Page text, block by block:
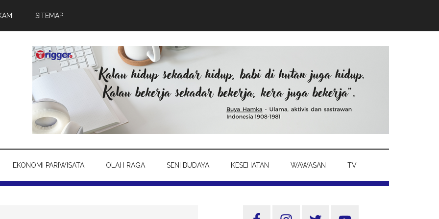
SITEMAP
EKONOMI PARIWISATA OLAH RAGA SENI BUDAYA KESEHATAN WAWASAN TV
Sidebar